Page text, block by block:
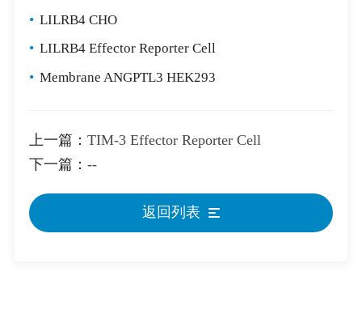
• LILRB4 CHO
• LILRB4 Effector Reporter Cell
• Membrane ANGPTL3 HEK293
上一篇： TIM-3 Effector Reporter Cell
下一篇： --
返回列表